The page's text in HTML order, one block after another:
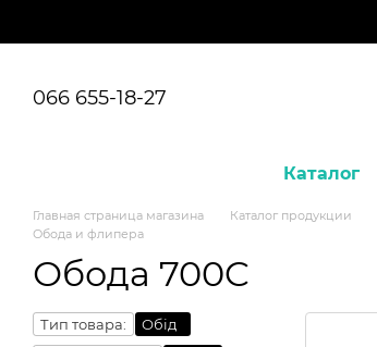
066 655-18-27
Каталог
Главная страница магазина Каталог продукции
Обода и флипера
Обода 700C
Тип товара:
Обід